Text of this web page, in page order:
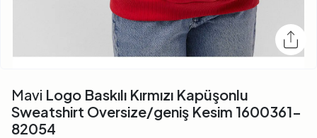
Mavi Logo Baskılı Kırmızı Kapüşonlu
Sweatshirt Oversize/geniş Kesim 1600361-
82054